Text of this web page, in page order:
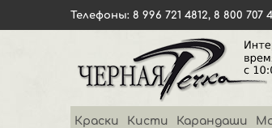
Телефоны: 8 996 721 4812, 8 800 707
Краски Кисти Карандаши